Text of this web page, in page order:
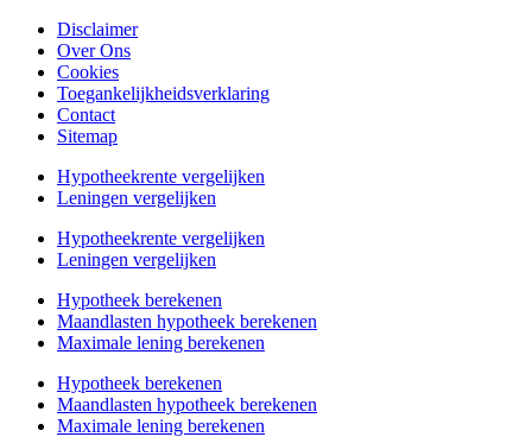
Disclaimer
Over Ons
Cookies
Toegankelijkheidsverklaring
Contact
Sitemap
Hypotheekrente vergelijken
Leningen vergelijken
Hypotheekrente vergelijken
Leningen vergelijken
Hypotheek berekenen
Maandlasten hypotheek berekenen
Maximale lening berekenen
Hypotheek berekenen
Maandlasten hypotheek berekenen
Maximale lening berekenen